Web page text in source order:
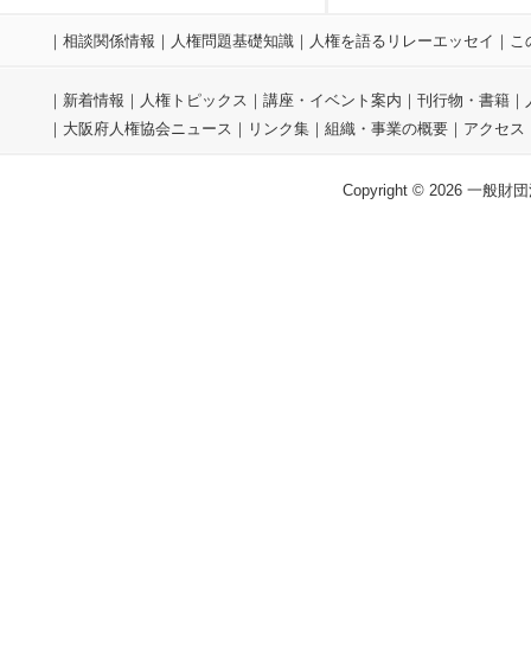
｜ 相談関係情報 ｜ 人権問題基礎知識 ｜ 人権を語るリレーエッセイ ｜ こ
｜ 新着情報 ｜ 人権トピックス ｜ 講座・イベント案内 ｜ 刊行物・書籍 ｜
｜ 大阪府人権協会ニュース ｜ リンク集 ｜ 組織・事業の概要 ｜ アクセス
Copyright © 2026 一般財